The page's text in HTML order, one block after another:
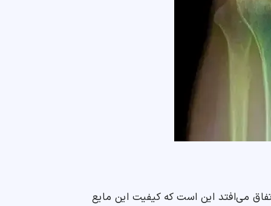
می‌افتد این است که کیفیت این مایع